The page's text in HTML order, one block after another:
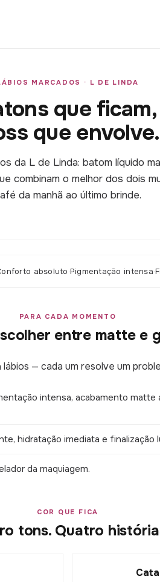
MARCADOS · L DE LINDA
que ficam,
que envolve.
da L de Linda: batom líquido
combinam o melhor dos dois
da manhã ao último brinde.
absoluto·Pigmentação intensa·
PARA CADA MOMENTO
entre matte e
— cada um resolve um
intensa, acabamento matte
hidratação imediata e finalização
da maquiagem.
COR QUE FICA
tons. Quatro